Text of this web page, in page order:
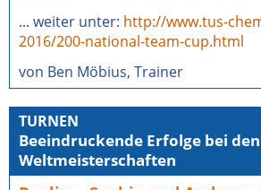
... weiter unter: http://www.tus-
2016/200-national-team-cup.html
von Ben Möbius, Trainer
TURNEN
Beeindruckende Erfolge bei den
Weltmeisterschaften